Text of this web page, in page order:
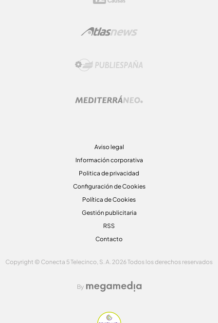
Aviso legal
Información corporativa
Politica de privacidad
Configuración de Cookies
Política de Cookies
Gestión publicitaria
RSS
Contacto
Copyright © Conecta 5 Telecinco, S. A. 2026 Todos los derechos reservados
By